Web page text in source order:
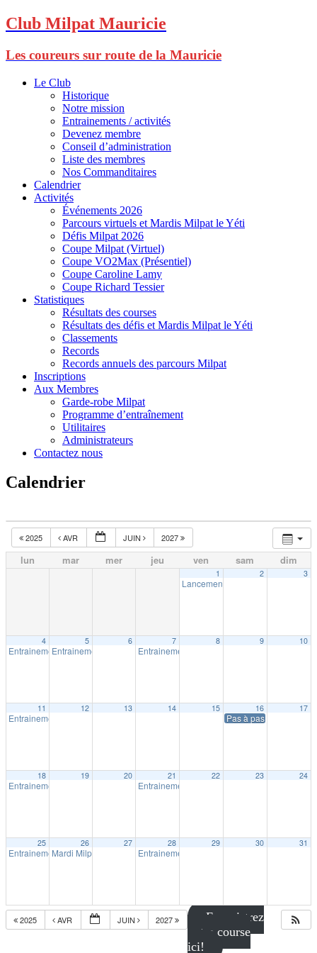
Club Milpat Mauricie
Les coureurs sur route de la Mauricie
Le Club
Historique
Notre mission
Entrainements / activités
Devenez membre
Conseil d’administration
Liste des membres
Nos Commanditaires
Calendrier
Activités
Événements 2026
Parcours virtuels et Mardis Milpat le Yéti
Défis Milpat 2026
Coupe Milpat (Virtuel)
Coupe VO2Max (Présentiel)
Coupe Caroline Lamy
Coupe Richard Tessier
Statistiques
Résultats des courses
Résultats des défis et Mardis Milpat le Yéti
Classements
Records
Records annuels des parcours Milpat
Inscriptions
Aux Membres
Garde-robe Milpat
Programme d’entraînement
Utilitaires
Administrateurs
Contactez nous
Calendrier
2025 AVR JUIN 2027
lun mar mer jeu ven sam dim
1
Lancement de la saison 2026 de
2 3
4
Entrainement extérieur à Shawinigan18:30
5
Entrainement extérieur à Shawinigan
6 7
Entrainement extérieur à Shawinigan
8 9 10
11
Entrainement extérieur à Shawinigan
12 13 14 15 16
Pas à pas pour un
17
18
Entrainement extérieur à Shawinigan18:30
19 20 21
Entrainement extérieur à Shawinigan
22 23 24
25
Entrainement extérieur à Shawinigan18:30
26
Mardi Milpat le Yéti: Parcours – Le Parc de la rivière-Grand-Mère
27 28
Entrainement extérieur à Shawinigan
29 30 31
2025 AVR JUIN 2027
Enregistrez
votre course
ici!